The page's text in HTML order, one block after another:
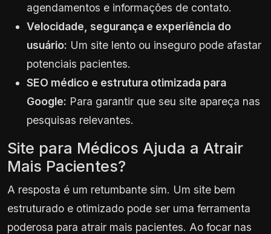
agendamentos e informações de contato.
Velocidade, segurança e experiência do
usuário: Um site lento ou inseguro pode afastar
potenciais pacientes.
SEO médico e estrutura otimizada para
Google: Para garantir que seu site apareça nas
pesquisas relevantes.
Site para Médicos Ajuda a Atrair
Mais Pacientes?
A resposta é um retumbante sim. Um site bem
estruturado e otimizado pode ser uma ferramenta
poderosa para atrair mais pacientes. Ao focar nas